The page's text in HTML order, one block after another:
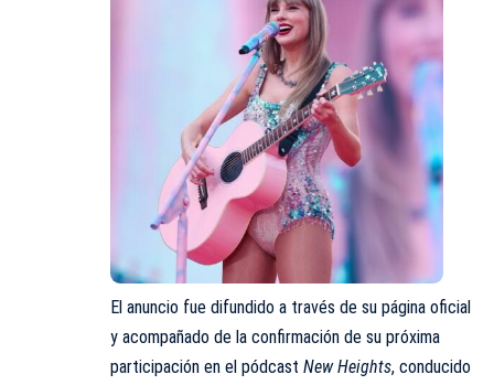
El anuncio fue difundido a través de su página oficial
y acompañado de la confirmación de su próxima
participación en el pódcast New Heights, conducido